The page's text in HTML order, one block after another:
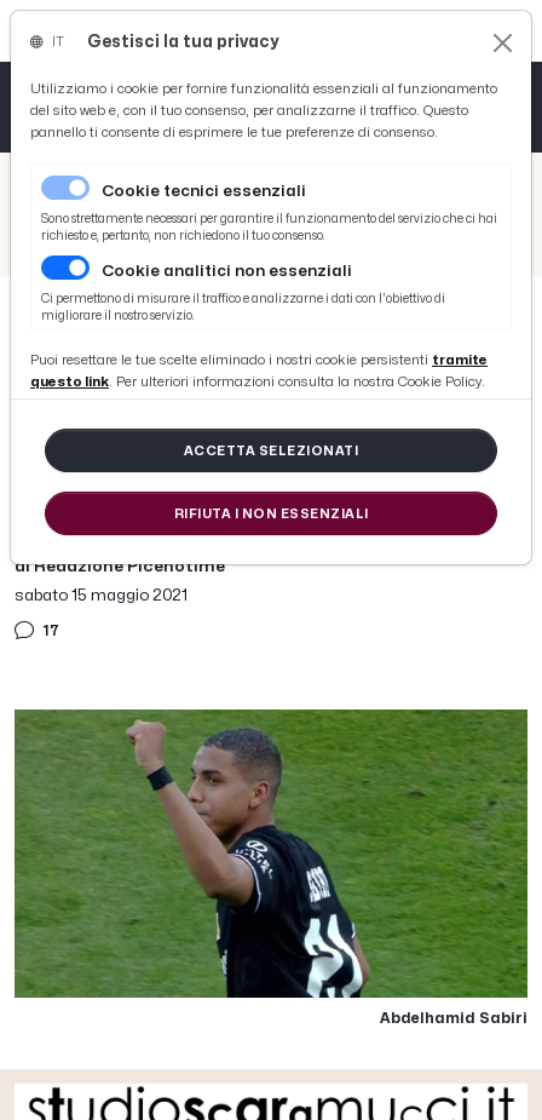
/ Picenotime
/ Ascoli Time
Ascoli Calcio, Sabiri tra i protagonisti della salvezza. Pulcinelli: “Gli auguro un grande futuro”
Ascoli Calcio, Sabiri tra i
protagonisti della salvezza.
Pulcinelli: “Gli auguro un grande
futuro”
di Redazione Picenotime
sabato 15 maggio 2021
17
Abdelhamid Sabiri
Gestisci la tua privacy
Utilizziamo i cookie per fornire funzionalità essenziali al funzionamento
del sito web e, con il tuo consenso, per analizzarne il traffico. Questo
pannello ti consente di esprimere le tue preferenze di consenso.
Cookie tecnici essenziali
Sono strettamente necessari per garantire il funzionamento del servizio che ci hai
richiesto e, pertanto, non richiedono il tuo consenso.
Cookie analitici non essenziali
Ci permettono di misurare il traffico e analizzarne i dati con l'obiettivo di
migliorare il nostro servizio.
Puoi resettare le tue scelte eliminado i nostri cookie persistenti tramite
questo link. Per ulteriori informazioni consulta la nostra Cookie Policy.
ACCETTA SELEZIONATI
RIFIUTA I NON ESSENZIALI
Tutto News
Tutto Sport
Basket
Ciclismo
Tutto Curiosità